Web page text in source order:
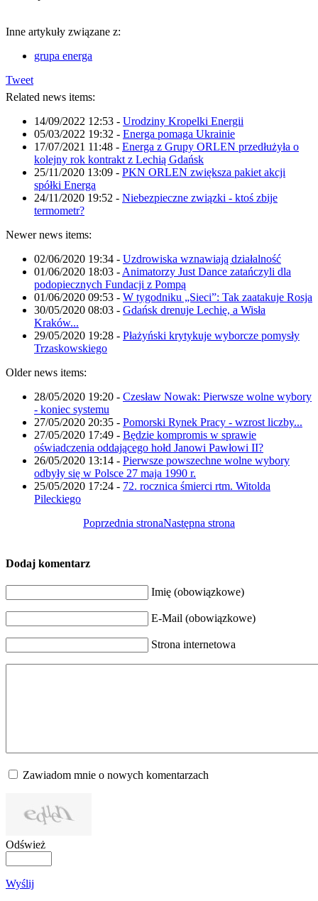
Inne artykuły związane z:
grupa energa
Tweet
Related news items:
14/09/2022 12:53 - Urodziny Kropelki Energii
05/03/2022 19:32 - Energa pomaga Ukrainie
17/07/2021 11:48 - Energa z Grupy ORLEN przedłużyła o
kolejny rok kontrakt z Lechią Gdańsk
25/11/2020 13:09 - PKN ORLEN zwiększa pakiet akcji
spółki Energa
24/11/2020 19:52 - Niebezpieczne związki - ktoś zbije
termometr?
Newer news items:
02/06/2020 19:34 - Uzdrowiska wznawiają działalność
01/06/2020 18:03 - Animatorzy Just Dance zatańczyli dla
podopiecznych Fundacji z Pompą
01/06/2020 09:53 - W tygodniku „Sieci”: Tak zaatakuje Rosja
30/05/2020 08:03 - Gdańsk drenuje Lechię, a Wisła
Kraków...
29/05/2020 19:28 - Płażyński krytykuje wyborcze pomysły
Trzaskowskiego
Older news items:
28/05/2020 19:20 - Czesław Nowak: Pierwsze wolne wybory
- koniec systemu
27/05/2020 20:35 - Pomorski Rynek Pracy - wzrost liczby...
27/05/2020 17:49 - Będzie kompromis w sprawie
oświadczenia oddającego hołd Janowi Pawłowi II?
26/05/2020 13:14 - Pierwsze powszechne wolne wybory
odbyły się w Polsce 27 maja 1990 r.
25/05/2020 17:24 - 72. rocznica śmierci rtm. Witolda
Pileckiego
Poprzednia stronaNastępna strona
Dodaj komentarz
Imię (obowiązkowe)
E-Mail (obowiązkowe)
Strona internetowa
Zawiadom mnie o nowych komentarzach
Odśwież
Wyślij